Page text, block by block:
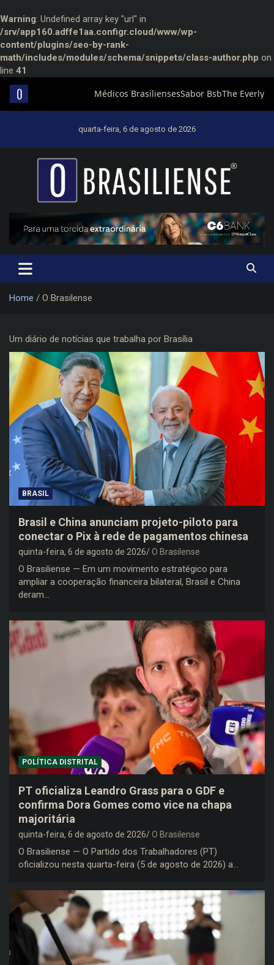
Warning: Undefined array key "url" in
/srv/app160.adffe1aa.configr.cloud/www/wp-
content/plugins/seo-by-rank-
math/includes/modules/schema/snippets/class-author.php on
line 41
quarta-feira, 6 de agosto de 2026
Um diário de notícias que trabalha por Brasília
Home O Brasilense
Um diário de notícias que trabalha por Brasília
BRASIL
Brasil e China anunciam projeto-piloto para
conectar o Pix à rede de pagamentos chinesa
quinta-feira, 6 de agosto de 2026 O Brasilense
O Brasiliense — Em um movimento estratégico para
ampliar a cooperação financeira bilateral, Brasil e China
deram…
POLÍTICA DISTRITAL
PT oficializa Leandro Grass para o GDF e
confirma Dora Gomes como vice na chapa
majoritária
quinta-feira, 6 de agosto de 2026 O Brasilense
O Brasiliense — O Partido dos Trabalhadores (PT)
oficializou nesta quarta-feira (5 de agosto de 2026) a…